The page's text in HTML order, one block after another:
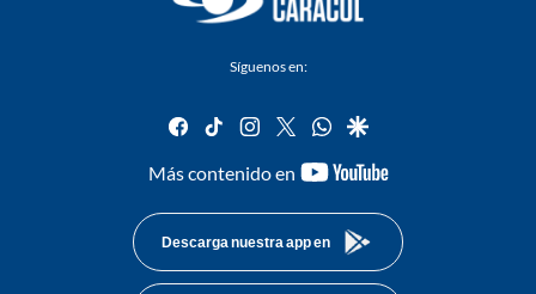
Síguenos en:
facebook
tiktok instagram
twitterwhatsapp
google
Más contenido en
youtube-
Descarga nuestra app en